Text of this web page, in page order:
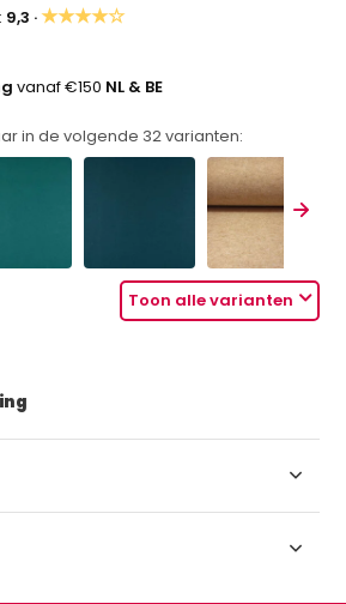
9,3 ·★★★★☆
vanaf €150 NL & BE
in de volgende 32varianten:
Toon alle varianten